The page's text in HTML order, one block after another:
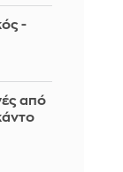
-
από